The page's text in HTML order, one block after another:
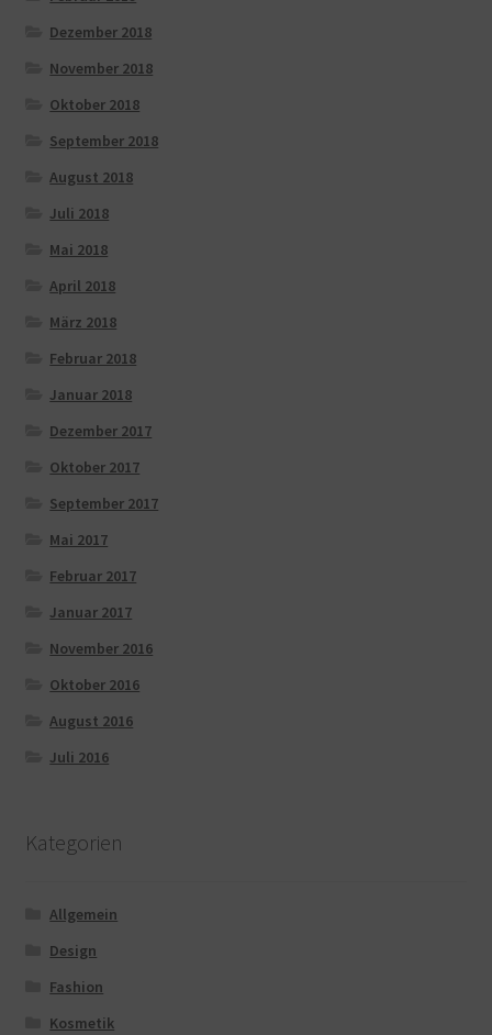
Dezember 2018
November 2018
Oktober 2018
September 2018
August 2018
Juli 2018
Mai 2018
April 2018
März 2018
Februar 2018
Januar 2018
Dezember 2017
Oktober 2017
September 2017
Mai 2017
Februar 2017
Januar 2017
November 2016
Oktober 2016
August 2016
Juli 2016
Kategorien
Allgemein
Design
Fashion
Kosmetik